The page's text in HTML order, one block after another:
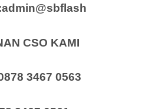
CSO KAMI
3467 0563